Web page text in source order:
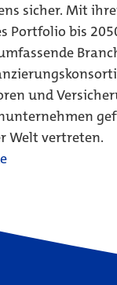
sicher. Mit
Portfolio bis
und
Welt vertreten.